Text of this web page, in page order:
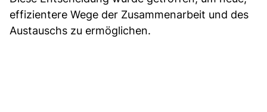
effizientere Wege der Zusammenarbeit und des
Austauschs zu ermöglichen.